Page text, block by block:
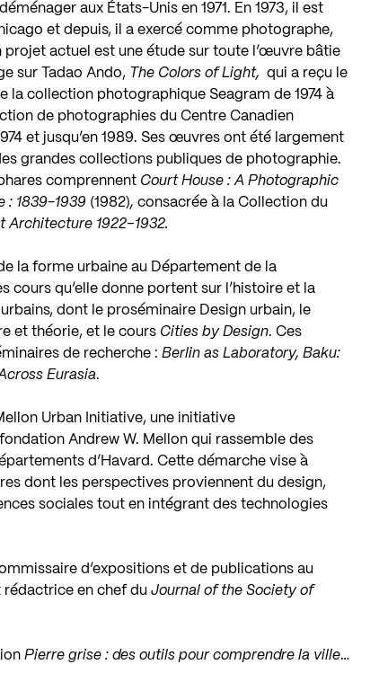
aux États-Unis en 1971. En 1973, il est
et depuis, il a exercé comme photographe,
actuel est une étude sur toute l’œuvre bâtie
sur Tadao Ando, The Colors of Light, qui a reçu le
la collection photographique Seagram de 1974 à
de photographies du Centre Canadien
et jusqu’en 1989. Ses œuvres ont été largement
grandes collections publiques de photographie.
comprennent Court House : A Photographic
: 1839-1939 (1982), consacrée à la Collection du
Architecture 1922–1932.
la forme urbaine au Département de la
cours qu’elle donne portent sur l’histoire et la
dont le proséminaire Design urbain, le
et théorie, et le cours Cities by Design. Ces
de recherche :Berlin as Laboratory, Baku:
Eurasia.
Urban Initiative, une initiative
Andrew W. Mellon qui rassemble des
d’Havard. Cette démarche vise à
dont les perspectives proviennent du design,
sociales tout en intégrant des technologies
d’expositions et de publications au
rédactrice en chef duJournal of the Society of
Pierre grise : des outils pour comprendre la ville…